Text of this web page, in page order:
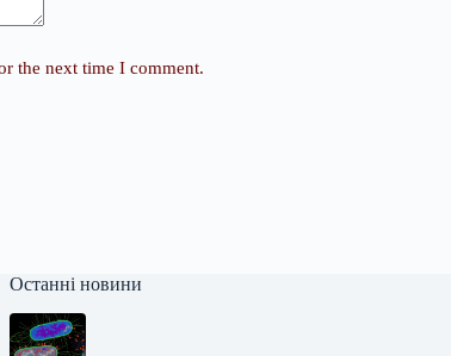
the next time I comment.
Останні новини